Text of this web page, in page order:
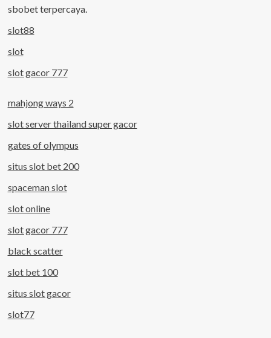
sbobet terpercaya.
slot88
slot
slot gacor 777
mahjong ways 2
slot server thailand super gacor
gates of olympus
situs slot bet 200
spaceman slot
slot online
slot gacor 777
black scatter
slot bet 100
situs slot gacor
slot77